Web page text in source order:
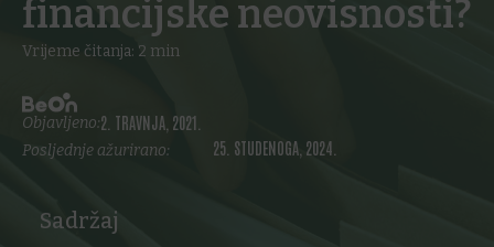
financijske neovisnosti?
Vrijeme čitanja: 2 min
Objavljeno:2. TRAVNJA, 2021.
Posljednje ažurirano: 25. STUDENOGA, 2024.
Sadržaj